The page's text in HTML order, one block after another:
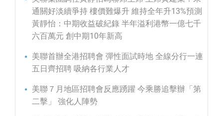
通關好淡續爭持 樓價難爆升 維持全年升13%預測
黃靜怡：中期收益破紀錄 半年溢利港幣一億七千
六百萬元 創中期10年新高
美聯首辦全港招聘會 彈性面試時地 全線分行一連
五日齊招聘 吸納各行業人才
美聯７月地區招聘會反應踴躍 今乘勝追擊辦「第
二擊」 強化人陣勢